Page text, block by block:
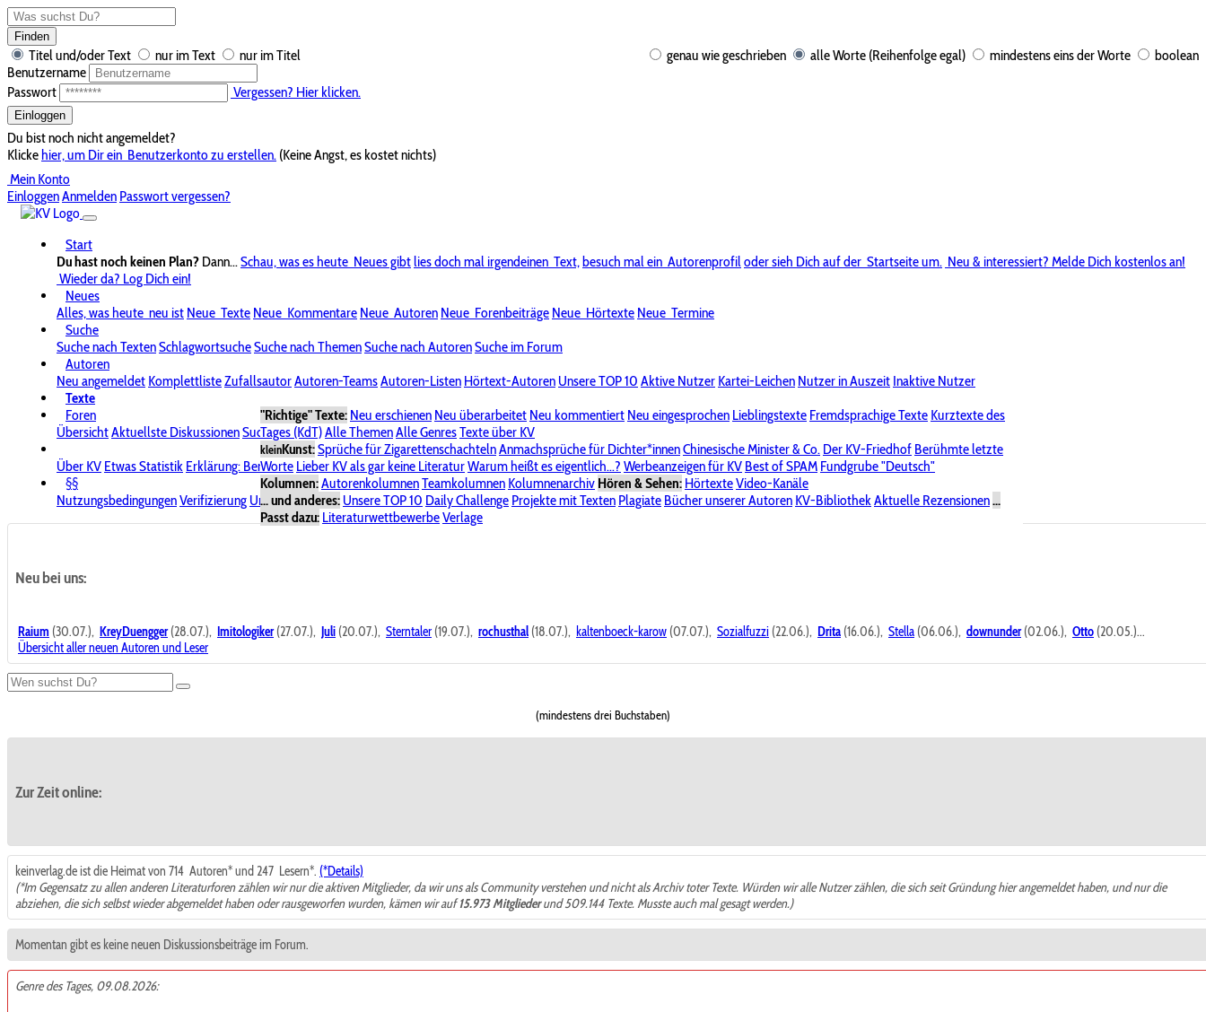
Finden
genau wie geschrieben alle Worte (Reihenfolge egal) mindestens eins der Worte boolean
Titel und/oder Text nur im Text
nur im Titel
Benutzername
Passwort
Vergessen? Hier klicken.
Einloggen
Du bist noch nicht angemeldet?
Klickehier, um Dir ein Benutzerkonto zu erstellen. (Keine Angst, es kostet nichts)
Mein Konto
EinloggenAnmelden Passwort vergessen?
Start
Du hast noch keinen Plan? Dann...Schau, was es heute Neues gibtlies doch mal irgendeinen Text,besuch mal ein Autorenprofiloder sieh Dich auf der Startseite um. Neu & interessiert? Melde Dich kostenlos an!
Wieder da? Log Dich ein!
Neues
Alles, was heute neu ist Neue Texte Neue Kommentare Neue Autoren Neue Forenbeiträge Neue Hörtexte Neue Termine
Suche
Suche nach TextenSchlagwortsucheSuche nach ThemenSuche nach AutorenSuche im Forum
Autoren
Neu angemeldet KomplettlisteZufallsautorAutoren-TeamsAutoren-Listen Hörtext-Autoren Unsere TOP 10 Aktive Nutzer Kartei-Leichen Nutzer in Auszeit Inaktive Nutzer
Texte
"Richtige" Texte: Neu erschienen Neu überarbeitet Neu kommentiert Neu eingesprochen Lieblingstexte Fremdsprachige Texte Kurztexte des
Tages (KdT)Alle ThemenAlle GenresTexte über KV
kleinKunst:Sprüche für ZigarettenschachtelnAnmachsprüche für Dichter*innenChinesische Minister & Co. Der KV-Friedhof Berühmte letzte
Worte Lieber KV als gar keine LiteraturWarum heißt es eigentlich...? Werbeanzeigen für KV Best of SPAM Fundgrube "Deutsch"
Kolumnen:AutorenkolumnenTeamkolumnen Kolumnenarchiv Hören & Sehen: HörtexteVideo-Kanäle
... und anderes: Unsere TOP 10 Daily Challenge Projekte mit Texten Plagiate Bücher unserer Autoren KV-BibliothekAktuelle Rezensionen...
Passt dazu: LiteraturwettbewerbeVerlage
Foren
ÜbersichtAktuellste DiskussionenSuche im ForumBereich "KV-Board"Bereich "Literatur & Schreiberei"
Über KV Etwas Statistik Erklärung: BenutzersymboleSpende für KV Unsere SpenderlisteAlle Wege führen zu KVPasswort vergessen?
§§
NutzungsbedingungenVerifizierung UrheberrechtAvatare & BilderStalkingDatenschutzerklärungImpressum
Neu bei uns:
Raium (30.07.), KreyDuengger(28.07.), Imitologiker(27.07.), Juli (20.07.), Sterntaler (19.07.), rochusthal (18.07.), kaltenboeck-karow (07.07.), Sozialfuzzi (22.06.), Drita (16.06.), Stella (06.06.), downunder(02.06.), Otto (20.05.)...
Übersicht aller neuen Autoren und Leser
(mindestens drei Buchstaben)
Zur Zeit online:
keinverlag.de ist die Heimat von 714 Autoren* und 247 Lesern*. (*Details)
(*Im Gegensatz zu allen anderen Literaturforen zählen wir nur die aktiven Mitglieder, da wir uns als Community verstehen und nicht als Archiv toter Texte. Würden wir alle Nutzer zählen, die sich seit Gründung hier angemeldet haben, und nur die
abziehen, die sich selbst wieder abgemeldet haben oder rausgeworfen wurden, kämen wir auf15.973 Mitgliederund 509.144 Texte. Musste auch mal gesagt werden.)
Momentan gibt es keine neuen Diskussionsbeiträge im Forum.
Genre des Tages, 09.08.2026: